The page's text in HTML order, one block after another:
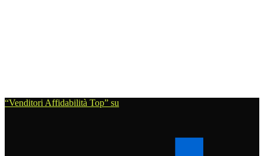
“Venditori Affidabilità Top” su